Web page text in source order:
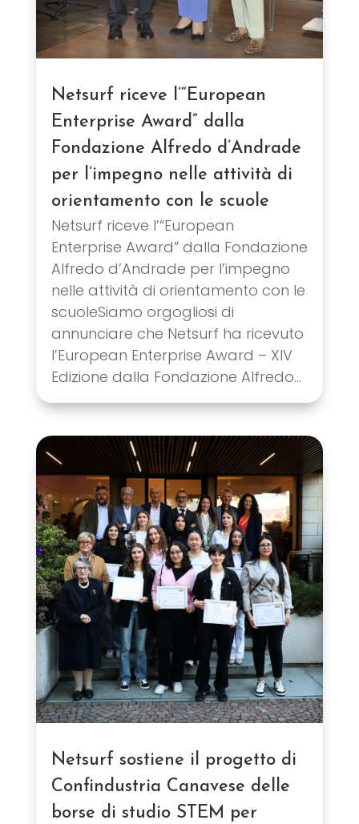
Netsurf riceve l’“European
Enterprise Award” dalla
Fondazione Alfredo d’Andrade
per l’impegno nelle attività di
orientamento con le scuole
Netsurf riceve l’“European
Enterprise Award” dalla Fondazione
Alfredo d’Andrade per l’impegno
nelle attività di orientamento con le
scuoleSiamo orgogliosi di
annunciare che Netsurf ha ricevuto
l’European Enterprise Award – XIV
Edizione dalla Fondazione Alfredo...
Netsurf sostiene il progetto di
Confindustria Canavese delle
borse di studio STEM per